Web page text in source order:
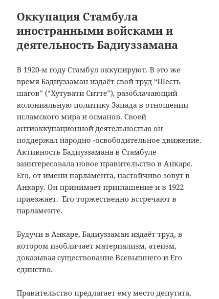
Оккупация Стамбула
иностранными войсками и
деятельность Бадиуззамана
В 1920-м году Стамбул оккупируют. В это же
время Бадиуззаман издаёт свой труд “Шесть
шагов” (“Хутувати Ситте”), разоблачающий
колониальную политику Запада в отношении
исламского мира и османов. Своей
антиоккупационной деятельностью он
поддержал народно -освободительное движение.
Активность Бадиуззамана в Стамбуле
заинтересовала новое правительство в Анкаре.
Его, от имени парламента, настойчиво зовут в
Анкару. Он принимает приглашение и в 1922
приезжает. Его торжественно встречают в
парламенте.
Будучи в Анкаре, Бадиуззаман издаёт труд, в
котором изобличает материализм, атеизм,
доказывая существование Всевышнего и Его
единство.
Правительство предлагает ему место депутата,